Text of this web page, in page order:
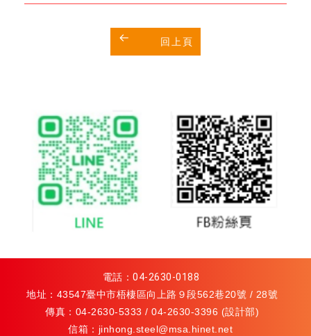
回上頁
電話： 04-2630-0188
地址：43547臺中市梧棲區向上路９段562巷20號 / 28號
傳真：04-2630-5333 / 04-2630-3396 (設計部)
信箱： jinhong.steel@msa.hinet.net